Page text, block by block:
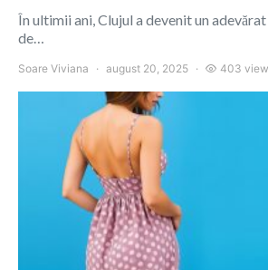
În ultimii ani, Clujul a devenit un
de…
Soare Viviana august 20, 2025 403